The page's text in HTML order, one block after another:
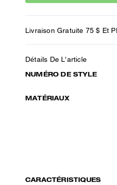
Livraison Gratuite 75 $ Et
Détails De L'article
NUMÉRO DE STYLE
MATÉRIAUX
CARACTÉRISTIQUES